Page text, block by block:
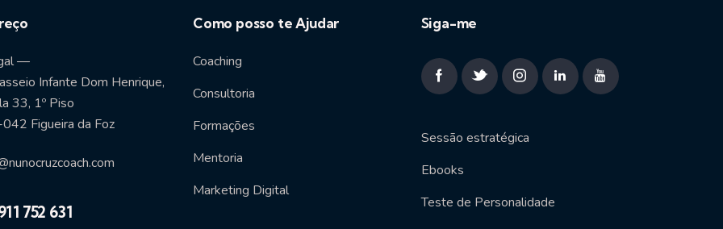
—
Infante Dom Henrique,
33, 1º Piso
Figueira da Foz
752 631
Como posso te Ajudar
Coaching
Consultoria
Formações
Mentoria
Marketing Digital
Siga-me
Sessão estratégica
Ebooks
Teste de Personalidade